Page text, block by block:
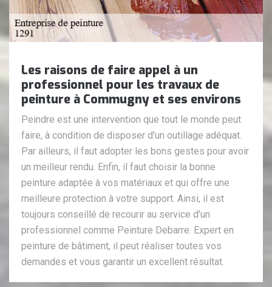
Les raisons de faire appel à un
professionnel pour les travaux de
peinture à Commugny et ses environs
Peindre est une intervention que tout le monde peut
faire, à condition de disposer d'un outillage adéquat.
Par ailleurs, il faut adopter les bons gestes pour avoir
un meilleur rendu. Enfin, il faut choisir la bonne
peinture adaptée à vos matériaux et qui offre une
meilleure protection à votre support. Ainsi, il est
toujours conseillé de recourir au service d'un
professionnel comme Peinture Debarre. Expert en
peinture de bâtiment, il peut réaliser toutes vos
demandes et vous garantir un excellent résultat.